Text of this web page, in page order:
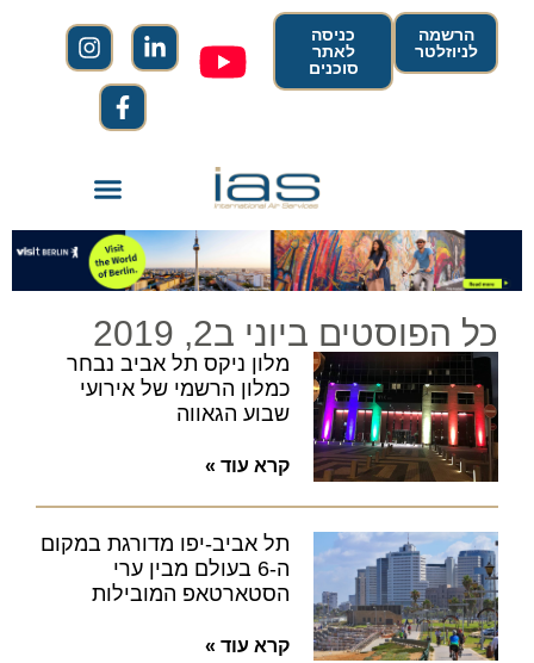
הרשמה
לניוזלטר
כניסה
לאתר
סוכנים
כל הפוסטים ביוני ב2, 2019
מלון ניקס תל אביב נבחר
כמלון הרשמי של אירועי
שבוע הגאווה
קרא עוד »
תל אביב-יפו מדורגת במקום
ה-6 בעולם מבין ערי
הסטארטאפ המובילות
קרא עוד »